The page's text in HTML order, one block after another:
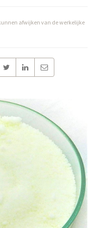
afwijken van de werkelijke